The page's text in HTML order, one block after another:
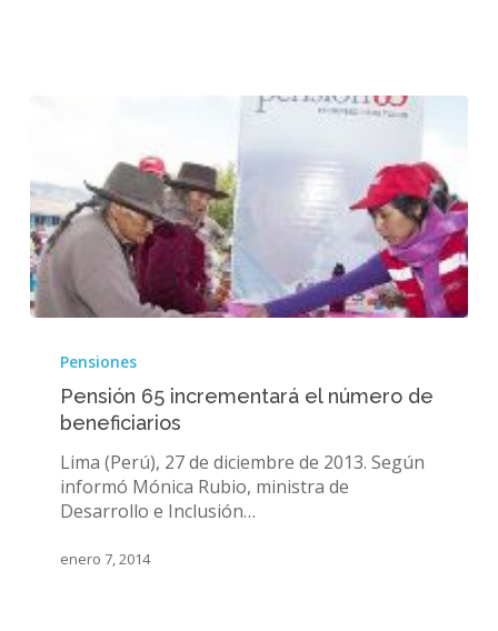
número
beneficiarios
Pensiones
Pensión 65 incrementará el número de
beneficiarios
Lima (Perú), 27 de diciembre de 2013. Según
informó Mónica Rubio, ministra de
Desarrollo e Inclusión…
enero 7, 2014